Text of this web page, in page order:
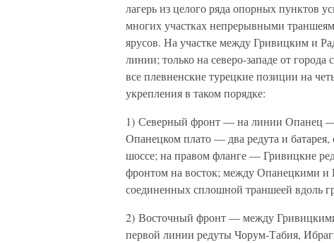
лагерь из целого ряда опорных пунктов
многих участках непрерывными
ярусов. На участке между Гривицким и
линии; только на северо-западе от
все плевненские турецкие позиции на
укрепления в таком порядке:
1) Северный фронт — на линии Опанец —
Опанецком плато — два редута и
шоссе; на правом фланге — Гривицкие
фронтом на восток; между Опанецкими и
соединенных сплошной траншеей вдоль
2) Восточный фронт — между
первой линии редуты Чорум-Табия,